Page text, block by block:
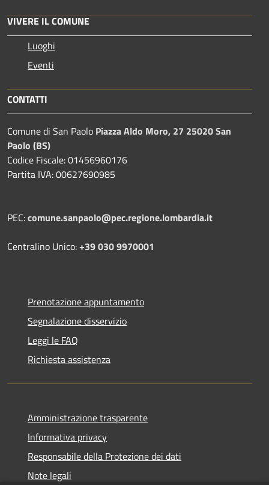
VIVERE IL COMUNE
Luoghi
Eventi
CONTATTI
Comune di San Paolo Piazza Aldo Moro, 27 25020 San
Paolo (BS)
Codice Fiscale: 01456960176
Partita IVA: 00627690985
PEC:comune.sanpaolo@pec.regione.lombardia.it
Centralino Unico:+39 030 9970001
Prenotazione appuntamento
Segnalazione disservizio
Leggi le FAQ
Richiesta assistenza
Amministrazione trasparente
Informativa privacy
Responsabile della Protezione dei dati
Note legali